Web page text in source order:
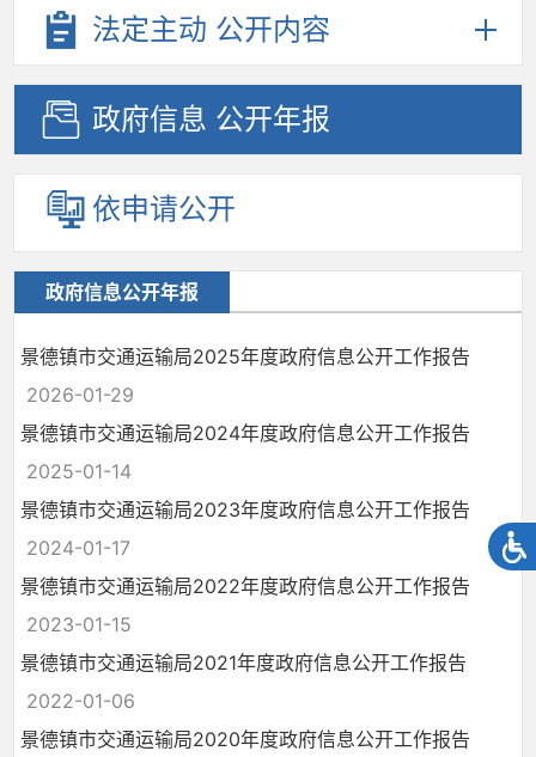
法定主动 公开内容
政府信息 公开年报
依申请公开
政府信息公开年报
景德镇市交通运输局2025年度政府信息公开工作报告
2026-01-29
景德镇市交通运输局2024年度政府信息公开工作报告
2025-01-14
景德镇市交通运输局2023年度政府信息公开工作报告
2024-01-17
景德镇市交通运输局2022年度政府信息公开工作报告
2023-01-15
景德镇市交通运输局2021年度政府信息公开工作报告
2022-01-06
景德镇市交通运输局2020年度政府信息公开工作报告